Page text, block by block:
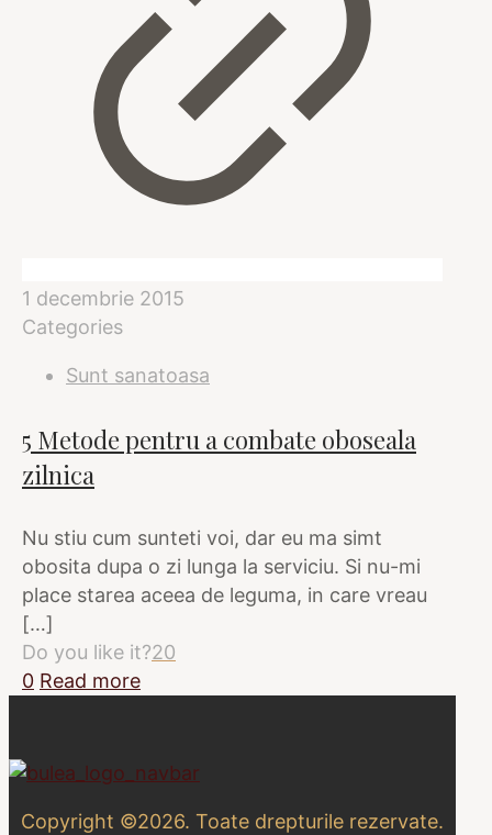
1 decembrie 2015
Categories
Sunt sanatoasa
5 Metode pentru a combate oboseala
zilnica
Nu stiu cum sunteti voi, dar eu ma simt
obosita dupa o zi lunga la serviciu. Si nu-mi
place starea aceea de leguma, in care vreau
[…]
Do you like it?20
0 Read more
Copyright ©2026. Toate drepturile rezervate.